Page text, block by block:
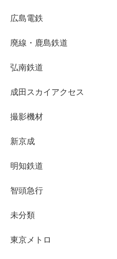
広島電鉄
廃線・鹿島鉄道
弘南鉄道
成田スカイアクセス
撮影機材
新京成
明知鉄道
智頭急行
未分類
東京メトロ